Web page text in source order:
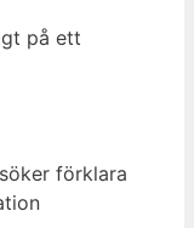
på ett
förklara